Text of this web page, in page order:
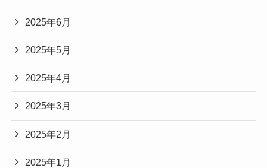
2025年6月
2025年5月
2025年4月
2025年3月
2025年2月
2025年1月